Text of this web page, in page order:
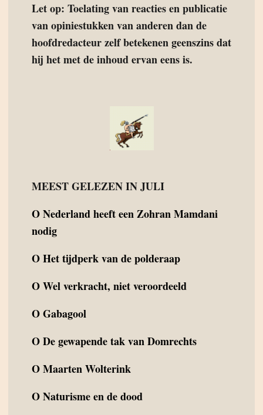
Let op: Toelating van reacties en publicatie
van opiniestukken van anderen dan de
hoofdredacteur zelf betekenen geenszins dat
hij het met de inhoud ervan eens is.
MEEST GELEZEN IN JULI
ONederland heeft een Zohran Mamdani
nodig
OHet tijdperk van de polderaap
OWel verkracht, niet veroordeeld
OGabagool
ODe gewapende tak van Domrechts
OMaarten Wolterink
ONaturisme en de dood